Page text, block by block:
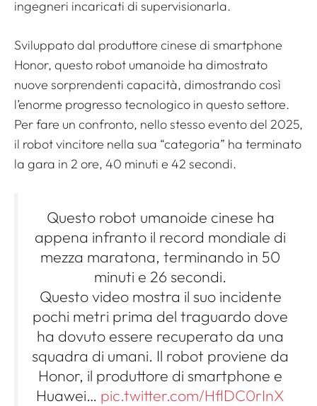
ingegneri incaricati di supervisionarla.
Sviluppato dal produttore cinese di smartphone
Honor, questo robot umanoide ha dimostrato
nuove sorprendenti capacità, dimostrando così
l’enorme progresso tecnologico in questo settore.
Per fare un confronto, nello stesso evento del 2025,
il robot vincitore nella sua “categoria” ha terminato
la gara in 2 ore, 40 minuti e 42 secondi.
Questo robot umanoide cinese ha
appena infranto il record mondiale di
mezza maratona, terminando in 50
minuti e 26 secondi.
Questo video mostra il suo incidente
pochi metri prima del traguardo dove
ha dovuto essere recuperato da una
squadra di umani. Il robot proviene da
Honor, il produttore di smartphone e
Huawei… pic.twitter.com/HflDC0rInX